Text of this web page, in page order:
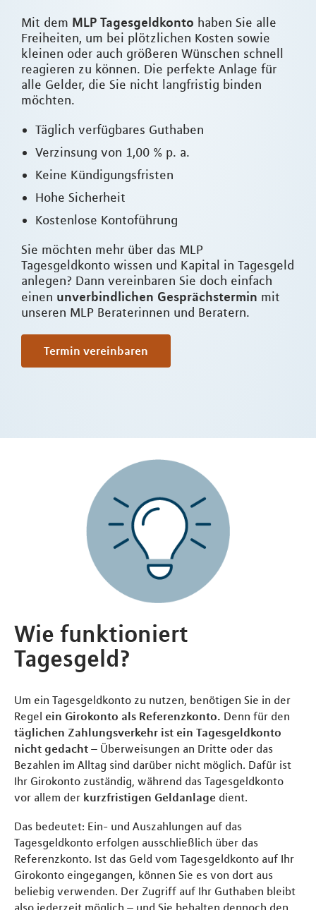
Mit dem MLP Tagesgeldkonto haben Sie alle
Freiheiten, um bei plötzlichen Kosten sowie
kleinen oder auch größeren Wünschen schnell
reagieren zu können. Die perfekte Anlage für
alle Gelder, die Sie nicht langfristig binden
möchten.
Täglich verfügbares Guthaben
Verzinsung von 1,00 % p. a.
Keine Kündigungsfristen
Hohe Sicherheit
Kostenlose Kontoführung
Sie möchten mehr über das MLP
Tagesgeldkonto wissen und Kapital in Tagesgeld
anlegen? Dann vereinbaren Sie doch einfach
einen unverbindlichen Gesprächstermin mit
unseren MLP Beraterinnen und Beratern.
Termin vereinbaren
Wie funktioniert
Tagesgeld?
Um ein Tagesgeldkonto zu nutzen, benötigen Sie in der
Regel ein Girokonto als Referenzkonto. Denn für den
täglichen Zahlungsverkehr ist ein Tagesgeldkonto
nicht gedacht – Überweisungen an Dritte oder das
Bezahlen im Alltag sind darüber nicht möglich. Dafür ist
Ihr Girokonto zuständig, während das Tagesgeldkonto
vor allem der kurzfristigen Geldanlage dient.
Das bedeutet: Ein- und Auszahlungen auf das
Tagesgeldkonto erfolgen ausschließlich über das
Referenzkonto. Ist das Geld vom Tagesgeldkonto auf Ihr
Girokonto eingegangen, können Sie es von dort aus
beliebig verwenden. Der Zugriff auf Ihr Guthaben bleibt
also jederzeit möglich – und Sie behalten dennoch den